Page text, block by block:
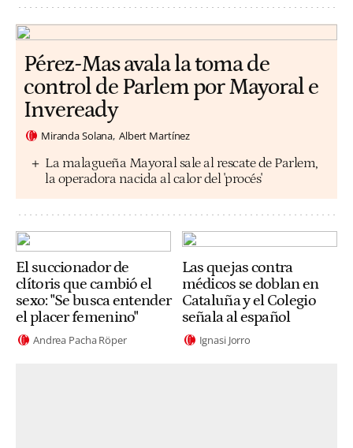
Pérez-Mas avala la toma de
control de Parlem por Mayoral e
Inveready
Miranda Solana Albert Martínez
La malagueña Mayoral sale al rescate de Parlem,
la operadora nacida al calor del 'procés'
El succionador de
clítoris que cambió el
sexo: "Se busca entender
el placer femenino"
Andrea Pacha Röper
Las quejas contra
médicos se doblan en
Cataluña y el Colegio
señala al español
Ignasi Jorro